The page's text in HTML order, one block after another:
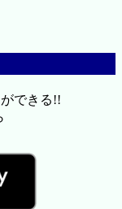
できる!!